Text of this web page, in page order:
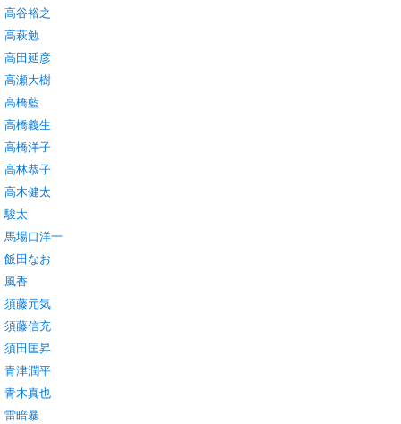
高谷裕之
高萩勉
高田延彦
高瀬大樹
高橋藍
高橋義生
高橋洋子
高林恭子
高木健太
駿太
馬場口洋一
飯田なお
風香
須藤元気
須藤信充
須田匡昇
青津潤平
青木真也
雷暗暴